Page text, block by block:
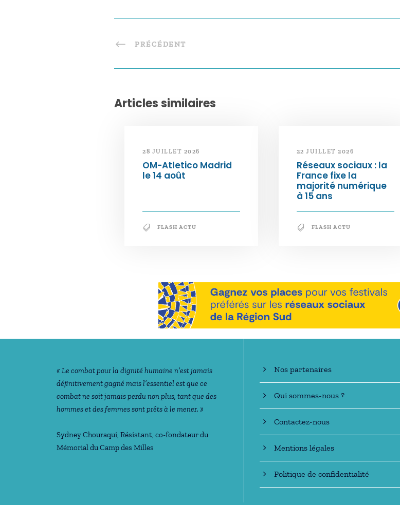
PRÉCÉDENT
Articles similaires
28 JUILLET 2026
OM-Atletico Madrid
le 14 août
FLASH ACTU
22 JUILLET 2026
Réseaux sociaux : la
France fixe la
majorité numérique
à 15 ans
FLASH ACTU
Notre philosophie
« Le combat pour la dignité humaine n’est jamais
déﬁnitivement gagné mais l’essentiel est que ce
combat ne soit jamais perdu non plus, tant que des
hommes et des femmes sont prêts à le mener. »
Sydney Chouraqui, Résistant, co-fondateur du
Mémorial du Camp des Milles
En savoir +
Nos partenaires
Qui sommes-nous ?
Contactez-nous
Mentions légales
Politique de confidentialité